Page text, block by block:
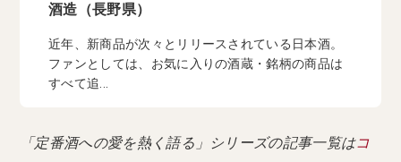
酒造（長野県）
近年、新商品が次々とリリースされている日本酒。
ファンとしては、お気に入りの酒蔵・銘柄の商品は
すべて追...
「定番酒への愛を熱く語る」シリーズの記事一覧はコ